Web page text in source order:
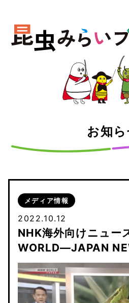
お知ら
メディア情報
2022.10.12
NHK海外向けニュー
WORLD―JAPAN